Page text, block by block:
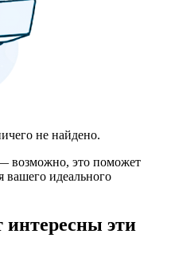
не найдено.
возможно, это поможет
вашего идеального
интересны эти